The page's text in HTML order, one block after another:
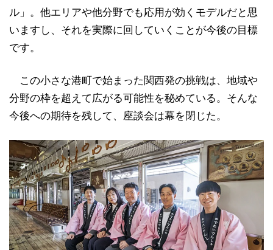
ル」。他エリアや他分野でも応用が効くモデルだと思
いますし、それを実際に回していくことが今後の目標
です。
この小さな港町で始まった関西発の挑戦は、地域や
分野の枠を超えて広がる可能性を秘めている。そんな
今後への期待を残して、座談会は幕を閉じた。